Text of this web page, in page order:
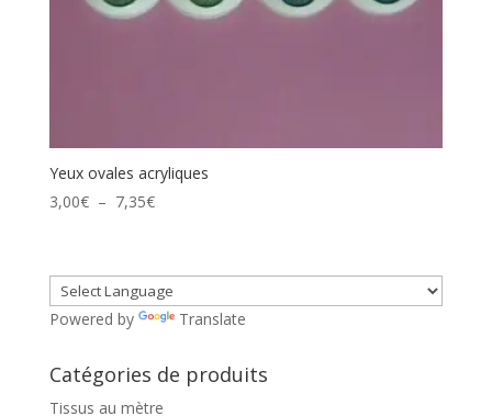
Yeux ovales acryliques
3,00€ – 7,35€Plage
3,00€
à
7,35€
Powered by Translate
Catégories de produits
Tissus au mètre